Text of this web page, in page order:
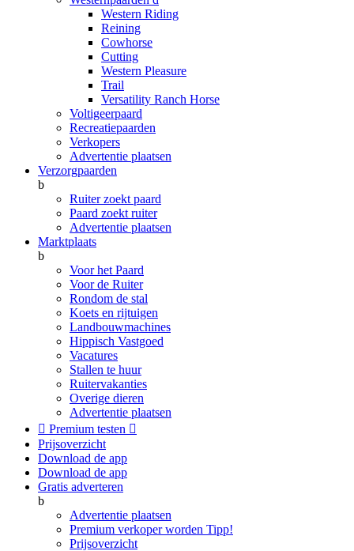
Western Riding
Reining
Cowhorse
Cutting
Western Pleasure
Trail
Versatility Ranch Horse
Voltigeerpaard
Recreatiepaarden
Verkopers
Advertentie plaatsen
Verzorgpaarden
b
Ruiter zoekt paard
Paard zoekt ruiter
Advertentie plaatsen
Marktplaats
b
Voor het Paard
Voor de Ruiter
Rondom de stal
Koets en rijtuigen
Landbouwmachines
Hippisch Vastgoed
Vacatures
Stallen te huur
Ruitervakanties
Overige dieren
Advertentie plaatsen
 Premium testen 
Prijsoverzicht
Download de app
Download de app
Gratis adverteren
b
Advertentie plaatsen
Premium verkoper worden Tipp!
Prijsoverzicht